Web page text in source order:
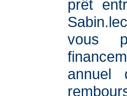
prêt
vous
annuel